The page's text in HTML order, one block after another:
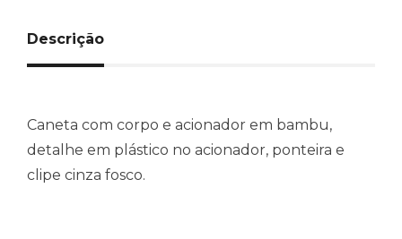
Descrição
Caneta com corpo e acionador em bambu,
detalhe em plástico no acionador, ponteira e
clipe cinza fosco.